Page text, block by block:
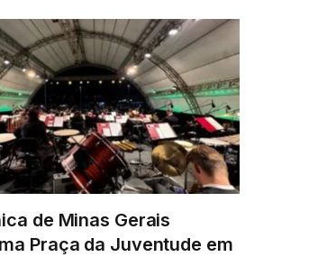
de Minas Gerais
Praça da Juventude em